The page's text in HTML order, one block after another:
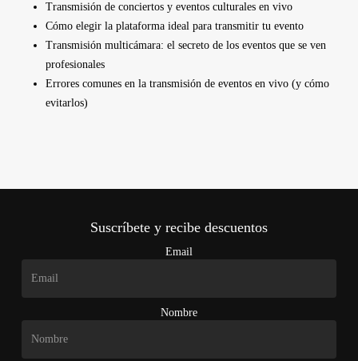
Transmisión de conciertos y eventos culturales en vivo
Cómo elegir la plataforma ideal para transmitir tu evento
Transmisión multicámara: el secreto de los eventos que se ven
profesionales
Errores comunes en la transmisión de eventos en vivo (y cómo
evitarlos)
Suscríbete y recibe descuentos
Email
Nombre